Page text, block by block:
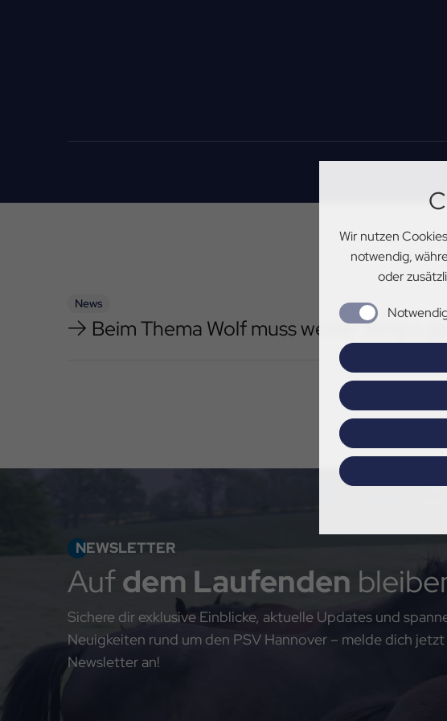
Wir nutzen
notwendig,
oder
News
Beim Thema Wolf muss weiter Tempo
NEWSLETTER
Aufdem Laufenden
Sichere dir exklusive Einblicke, aktuelle Updates und
Neuigkeiten rund um den PSV Hannover – melde dich
Newsletter an!